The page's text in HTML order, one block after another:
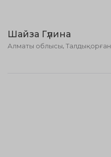
Шайза Гүлина
Алматы облысы, Талдықорған